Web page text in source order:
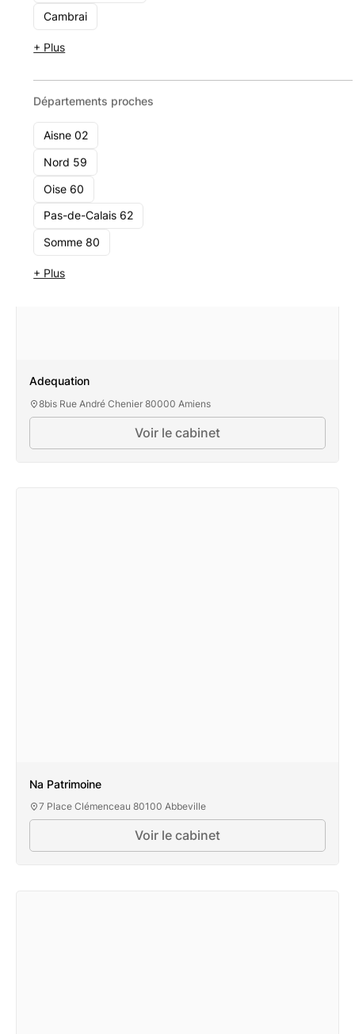
Cambrai
+ Plus
Départements proches
Aisne 02
Nord 59
Oise 60
Pas-de-Calais 62
Somme 80
+ Plus
1 - 10
Adequation
8bis Rue André Chenier 80000 Amiens
Voir le cabinet
Na Patrimoine
7 Place Clémenceau 80100 Abbeville
Voir le cabinet